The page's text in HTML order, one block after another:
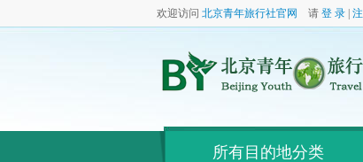
欢迎访问 北京青年旅行社官网 请 登 录
所有目的地分类